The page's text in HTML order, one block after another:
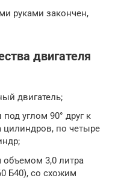
руками закончен,
двигателя
двигатель;
углом 90° друг к
цилиндров, по четыре
объемом 3,0 литра
Б40), со схожим